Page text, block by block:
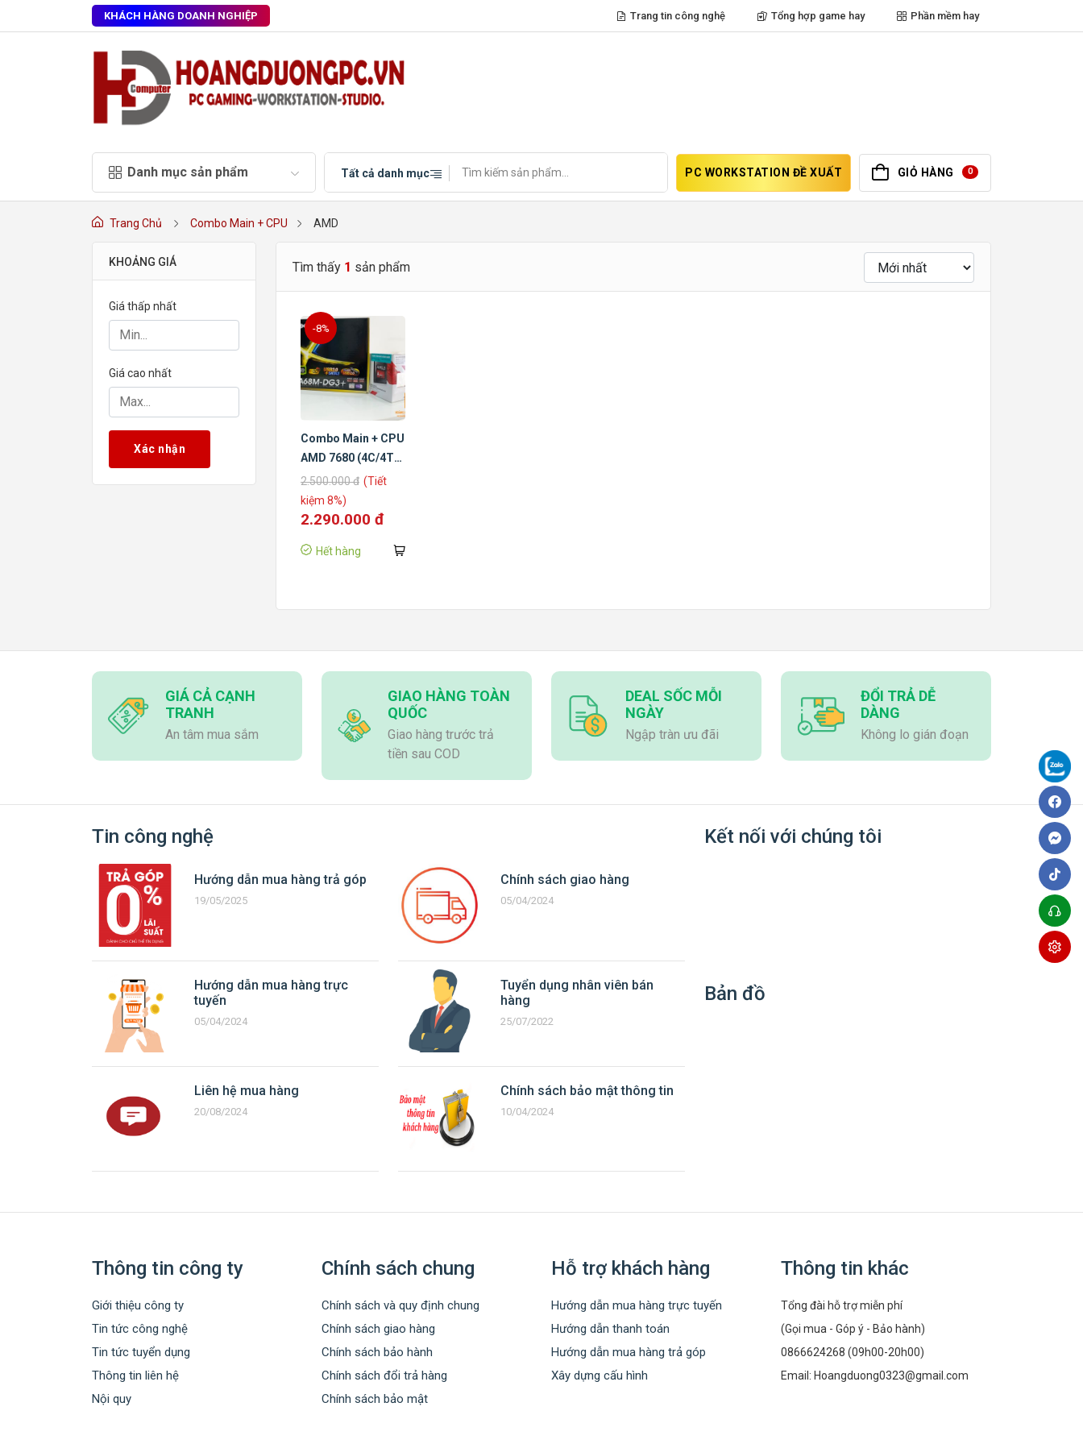
KHÁCH HÀNG DOANH NGHIỆP Trang tin công nghệ Tổng hợp game hay Phần mềm hay
Danh mục sản phẩm Tất cả danh mục PC WORKSTATION ĐỀ XUẤT GIỎ HÀNG 0
Trang Chủ Combo Main + CPU AMD
Tìm thấy 1 sản phẩm
-8%
Combo Main + CPU
AMD 7680 (4C/4T)
New Box chính
hãng
2.500.000 đ (Tiết
kiệm 8%)
2.290.000 đ
Hết hàng
KHOẢNG GIÁ
Giá thấp nhất
Giá cao nhất
Xác nhận
GIÁ CẢ CẠNH
TRANH
An tâm mua sắm
GIAO HÀNG TOÀN
QUỐC
Giao hàng trước trả
tiền sau COD
DEAL SỐC MỖI
NGÀY
Ngập tràn ưu đãi
ĐỔI TRẢ DỄ
DÀNG
Không lo gián đoạn
Tin công nghệ
Hướng dẫn mua hàng trả góp
19/05/2025
Chính sách giao hàng
05/04/2024
Hướng dẫn mua hàng trực
tuyến
05/04/2024
Tuyển dụng nhân viên bán
hàng
25/07/2022
Liên hệ mua hàng
20/08/2024
Chính sách bảo mật thông tin
10/04/2024
Kết nối với chúng tôi
Bản đồ
Thông tin công ty
Giới thiệu công ty
Tin tức công nghệ
Tin tức tuyển dụng
Thông tin liên hệ
Nội quy
Chính sách chung
Chính sách và quy định chung
Chính sách giao hàng
Chính sách bảo hành
Chính sách đổi trả hàng
Chính sách bảo mật
Hỗ trợ khách hàng
Hướng dẫn mua hàng trực tuyến
Hướng dẫn thanh toán
Hướng dẫn mua hàng trả góp
Xây dựng cấu hình
Thông tin khác
Tổng đài hỗ trợ miễn phí
(Gọi mua - Góp ý - Bảo hành)
0866624268 (09h00-20h00)
Email: Hoangduong0323@gmail.com